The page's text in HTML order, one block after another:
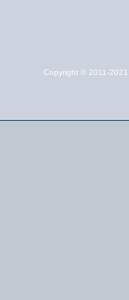
Copyright © 2011-